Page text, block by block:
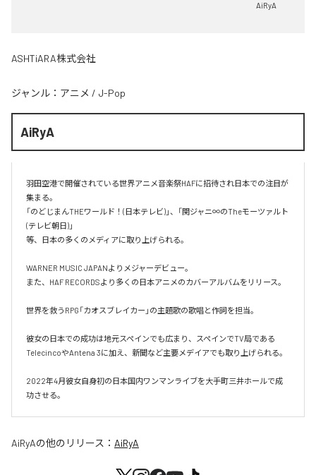
AiRyA
ASHTiARA株式会社
ジャンル： アニメ / J-Pop
AiRyA
羽田空港で開催されている世界アニメ音楽祭HAFに招待され日本での注目が
集まる。
「のどじまんTHEワールド！(日本テレビ)」、「関ジャニ∞のTheモーツァルト
(テレビ朝日)」
等、日本の多くのメディアに取り上げられる。
WARNER MUSIC JAPANよりメジャーデビュー。
また、HAF RECORDSより多くの日本アニメのカバーアルバムをリリース。
世界を救うRPG「カオスブレイカー」の主題歌の歌唱と作詞を担当。
彼女の日本での成功は地元スペインでも広まり、スペインでTV局である
TelecincoやAntena 3に加え、新聞など主要メデイアでも取り上げられる。
2022年4月彼女自身初の日本国内ワンマンライブを大手町三井ホールで成
AiRyAの他のリリース： AiRyA